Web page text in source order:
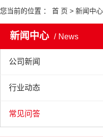
您当前的位置 ： 首 页 > 新闻中心
新闻中心 News
公司新闻
行业动态
常见问答